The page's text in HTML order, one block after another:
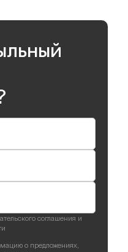
соглашения и
о предложениях,